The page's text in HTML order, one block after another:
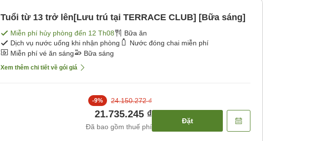
Tuổi từ 13 trở lên[Lưu trú tại TERRACE CLUB] [Bữa sáng]
Miễn phí hủy phòng đến 12 Th08
Bữa ăn
Dịch vụ nước uống khi nhận phòng
Nước đóng chai miễn phí
Miễn phí vé ăn sáng
Bữa sáng
Xem thêm chi tiết về gói giá
-9% 24.150.272 ₫
21.735.245 ₫
Đã bao gồm thuế phí
Đặt